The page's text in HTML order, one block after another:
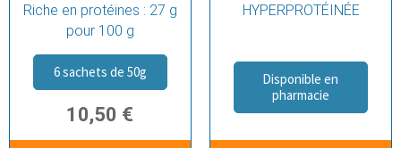
Riche en protéines : 27 g
pour 100 g
6 sachets de 50g
10,50 €
HYPERPROTÉINÉE
Disponible en
pharmacie